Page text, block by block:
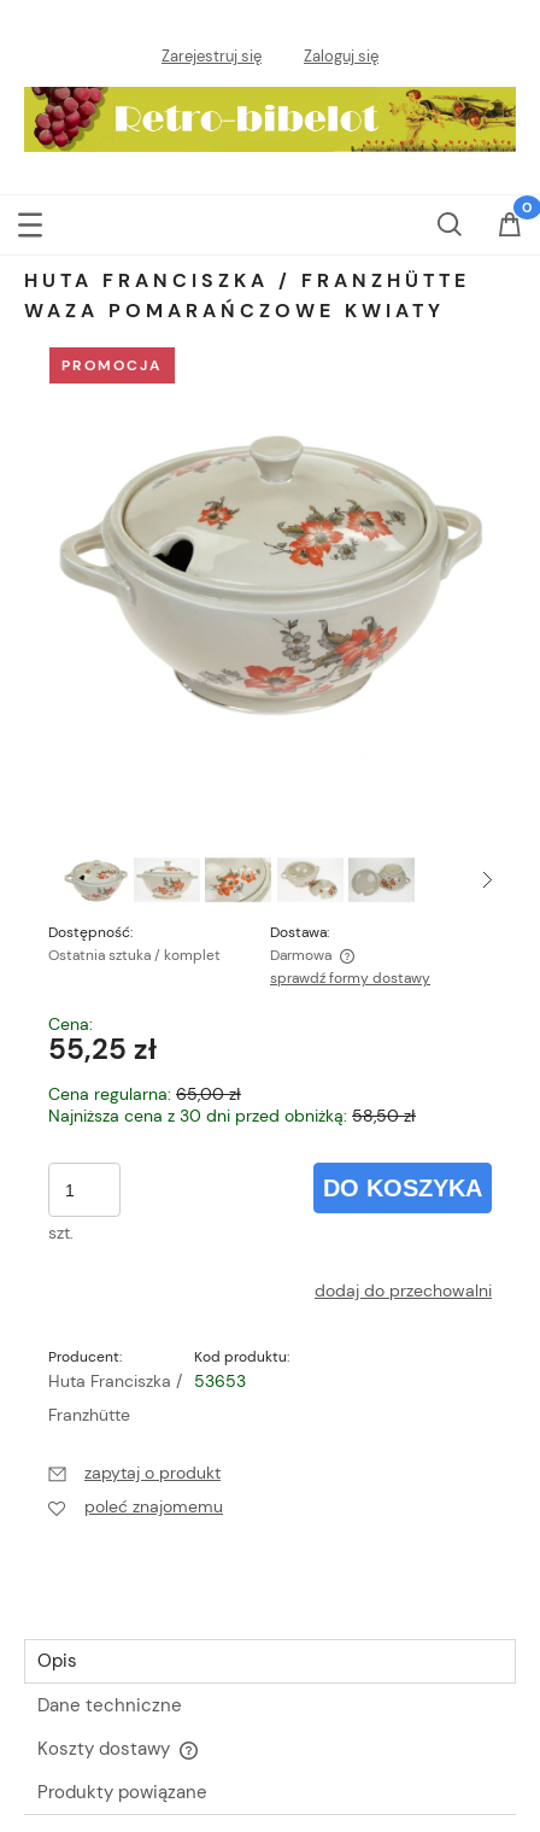
Zarejestruj się Zaloguj się
HUTA FRANCISZKA / FRANZHÜTTE
WAZA POMARAŃCZOWE KWIATY
PROMOCJA
Dostępność:
Ostatnia sztuka / komplet
Dostawa:
Darmowa
Cena nie zawiera ewentualnych kosztów płatności
sprawdź formy dostawy
Cena:
55,25 zł
Cena regularna: 65,00 zł
Najniższa cena z 30 dni przed obniżką: 58,50 zł
szt.
DO KOSZYKA
dodaj do przechowalni
Producent:
Huta Franciszka /
Franzhütte
Kod produktu:
53653
zapytaj o produkt
poleć znajomemu
Opis
Dane techniczne
Koszty dostawy
Cena nie zawiera ewentualnych kosztów płatności
Produkty powiązane